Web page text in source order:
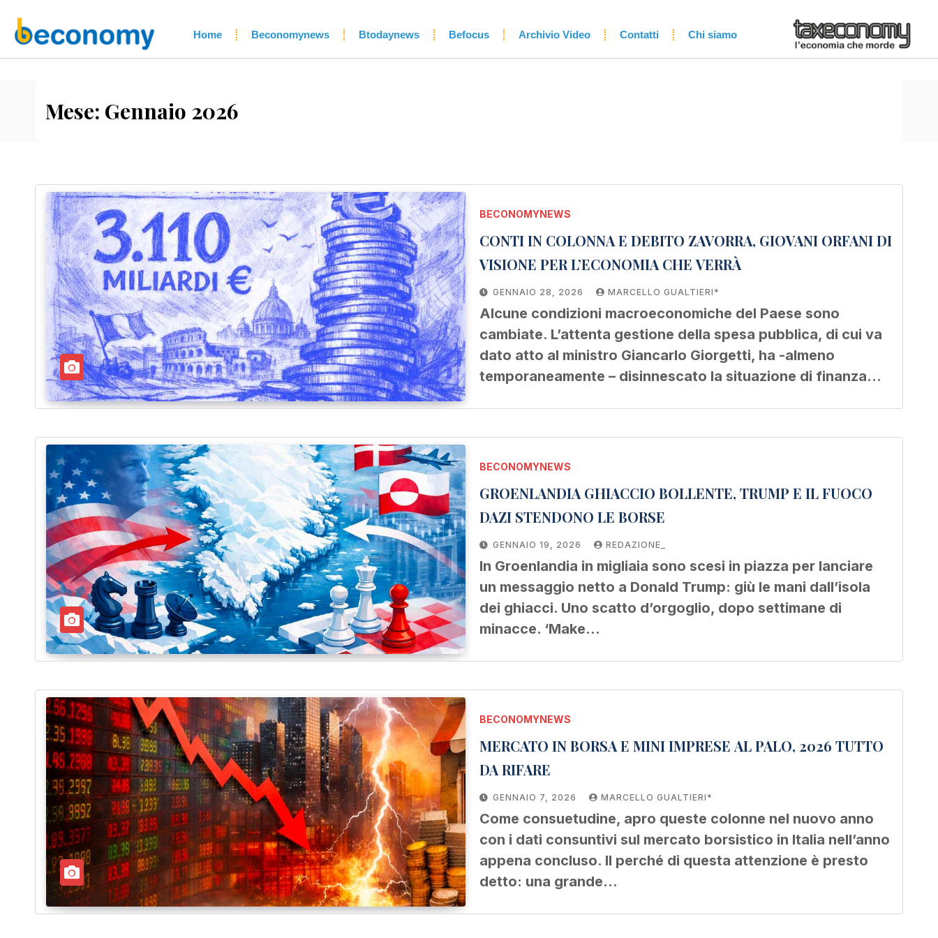
Home Beconomynews Btodaynews Befocus Archivio Video Contatti Chi siamo
Mese: Gennaio 2026
BECONOMYNEWS
CONTI IN COLONNA E DEBITO ZAVORRA, GIOVANI ORFANI DI
VISIONE PER L’ECONOMIA CHE VERRÀ
GENNAIO 28, 2026 MARCELLO GUALTIERI*
Alcune condizioni macroeconomiche del Paese sono
cambiate. L’attenta gestione della spesa pubblica, di cui va
dato atto al ministro Giancarlo Giorgetti, ha -almeno
temporaneamente – disinnescato la situazione di finanza…
BECONOMYNEWS
GROENLANDIA GHIACCIO BOLLENTE, TRUMP E IL FUOCO
DAZI STENDONO LE BORSE
GENNAIO 19, 2026 REDAZIONE_
In Groenlandia in migliaia sono scesi in piazza per lanciare
un messaggio netto a Donald Trump: giù le mani dall’isola
dei ghiacci. Uno scatto d’orgoglio, dopo settimane di
minacce. ‘Make…
BECONOMYNEWS
MERCATO IN BORSA E MINI IMPRESE AL PALO, 2026 TUTTO
DA RIFARE
GENNAIO 7, 2026 MARCELLO GUALTIERI*
Come consuetudine, apro queste colonne nel nuovo anno
con i dati consuntivi sul mercato borsistico in Italia nell’anno
appena concluso. Il perché di questa attenzione è presto
detto: una grande…